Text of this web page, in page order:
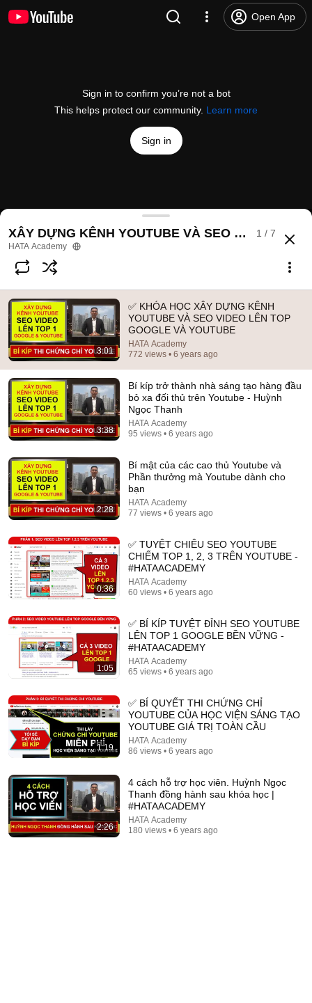
Open App
Sign in to confirm you’re not a bot
This helps protect our community. Learn more
Sign in
✅ KHÓA HỌC XÂY DỰNG KÊNH YOUTUBE VÀ
@HATAacademy
Subscribe
Comments 8
Comment...
Bí kíp trở thành nhà sáng tạo hàng đầu bỏ xa đối thủ
trên Youtube - Huỳnh Ngọc Thanh
HATA Academy 95 views
CEO mù bị ép cưới cô gái quê giả khùng, nào ngờ
cô ấy là " Thiên Tài Chứng Khoán " cướp trái tim anh
Mèo Cam Review
New
35K views
XÂY DỰNG KÊNH YOUTUBE VÀ SEO VIDEO
1 / 7
HATA Academy
3:01
✅ KHÓA HỌC XÂY DỰNG KÊNH
YOUTUBE VÀ SEO VIDEO LÊN TOP
GOOGLE VÀ YOUTUBE
HATA Academy
772 views • 6 years ago
3:38
Bí kíp trở thành nhà sáng tạo hàng đầu
bỏ xa đối thủ trên Youtube - Huỳnh
Ngọc Thanh
HATA Academy
95 views • 6 years ago
2:28
Bí mật của các cao thủ Youtube và
Phần thưởng mà Youtube dành cho
bạn
HATA Academy
77 views • 6 years ago
0:36
✅ TUYỆT CHIÊU SEO YOUTUBE
CHIẾM TOP 1, 2, 3 TRÊN YOUTUBE -
#HATAACADEMY
HATA Academy
60 views • 6 years ago
1:05
✅ BÍ KÍP TUYỆT ĐỈNH SEO YOUTUBE
LÊN TOP 1 GOOGLE BỀN VỮNG -
#HATAACADEMY
HATA Academy
65 views • 6 years ago
1:19
✅ BÍ QUYẾT THI CHỨNG CHỈ
YOUTUBE CỦA HỌC VIỆN SÁNG TẠO
YOUTUBE GIÁ TRỊ TOÀN CẦU
HATA Academy
86 views • 6 years ago
2:26
4 cách hỗ trợ học viên. Huỳnh Ngọc
Thanh đồng hành sau khóa học |
#HATAACADEMY
HATA Academy
180 views • 6 years ago